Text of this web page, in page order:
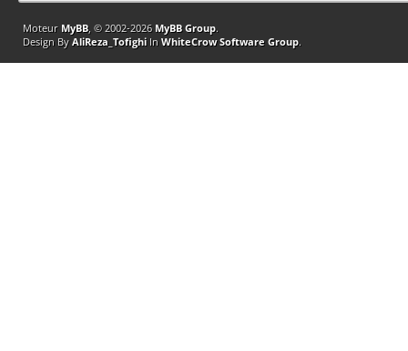
Moteur MyBB, © 2002-2026 MyBB Group.
Design By AliReza_TofighiIn WhiteCrow Software Group.